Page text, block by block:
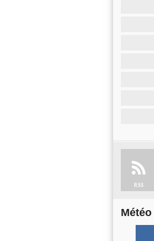
RSS
Météo